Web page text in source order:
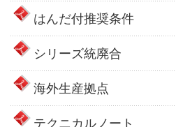
はんだ付推奨条件
シリーズ統廃合
海外生産拠点
テクニカルノート